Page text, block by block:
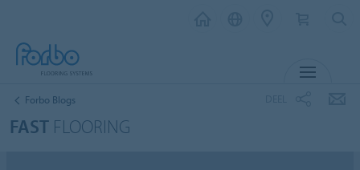
Forbo Blogs
FAST FLOORING